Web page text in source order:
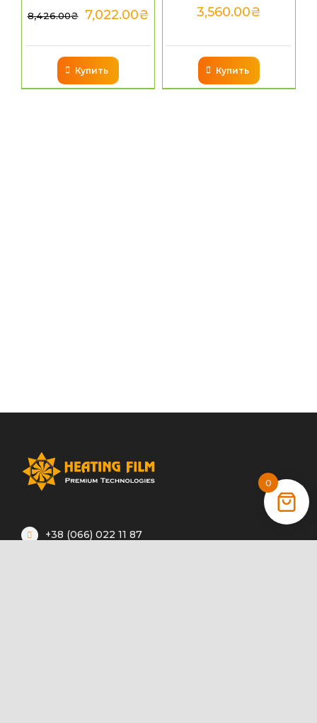
8,426.00₴ 7,022.00₴
Купить
3,560.00₴
Купить
+38 (066) 022 11 87
0